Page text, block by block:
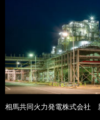
相馬共同火力発電株式会社